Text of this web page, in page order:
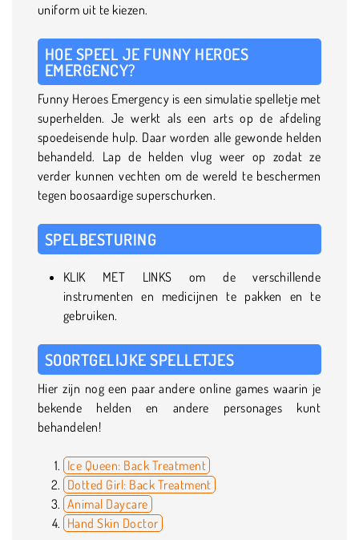
uniform uit te kiezen.
HOE SPEEL JE FUNNY HEROES
EMERGENCY?
Funny Heroes Emergency is een simulatie spelletje met
superhelden. Je werkt als een arts op de afdeling
spoedeisende hulp. Daar worden alle gewonde helden
behandeld. Lap de helden vlug weer op zodat ze
verder kunnen vechten om de wereld te beschermen
tegen boosaardige superschurken.
SPELBESTURING
KLIK MET LINKS om de verschillende
instrumenten en medicijnen te pakken en te
gebruiken.
SOORTGELIJKE SPELLETJES
Hier zijn nog een paar andere online games waarin je
bekende helden en andere personages kunt
behandelen!
Ice Queen: Back Treatment
Dotted Girl: Back Treatment
Animal Daycare
Hand Skin Doctor